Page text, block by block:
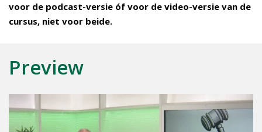
voor de podcast-versie óf voor de video-versie van de
cursus, niet voor beide.
Preview